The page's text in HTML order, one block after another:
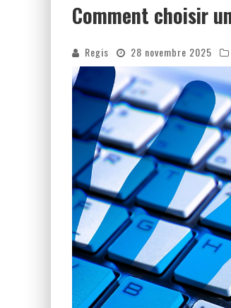
Comment choisir
Regis 28 novembre 2025